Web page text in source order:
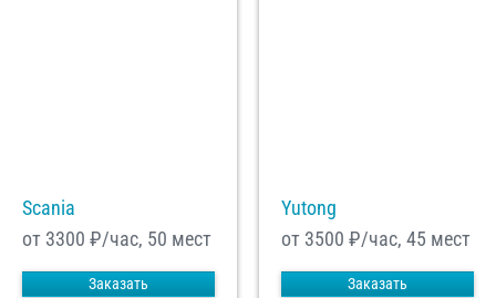
Scania
от 3300 ₽/час, 50 мест
Заказать
Yutong
от 3500 ₽/час, 45 мест
Заказать